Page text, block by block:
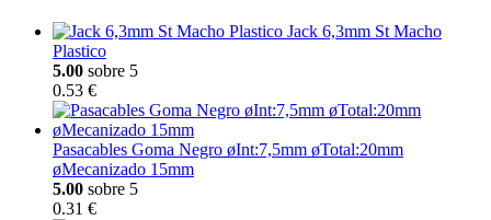
Jack 6,3mm St Macho
Plastico
5.00 sobre 5
0.53 €
Pasacables Goma Negro øInt:7,5mm øTotal:20mm
øMecanizado 15mm
5.00 sobre 5
0.31 €